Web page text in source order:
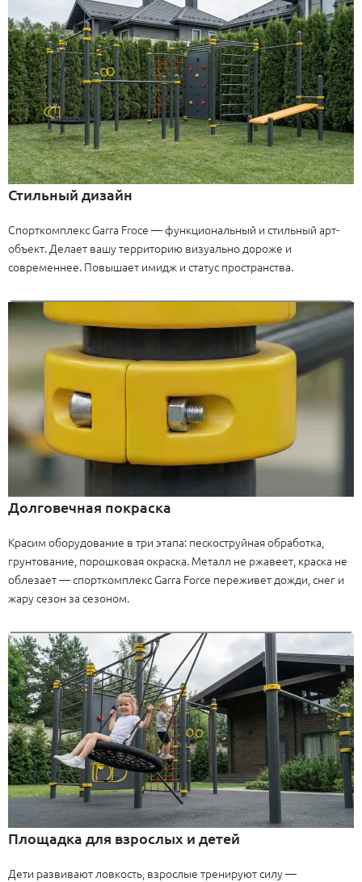
Стильный дизайн
Спорткомплекс Garra Froce — функциональный и стильный арт-
объект. Делает вашу территорию визуально дороже и
современнее. Повышает имидж и статус пространства.
Долговечная покраска
Красим оборудование в три этапа: пескоструйная обработка,
грунтование, порошковая окраска. Металл не ржавеет, краска не
облезает — спорткомплекс Garra Force переживет дожди, снег и
жару сезон за сезоном.
Площадка для взрослых и детей
Дети развивают ловкость, взрослые тренируют силу —